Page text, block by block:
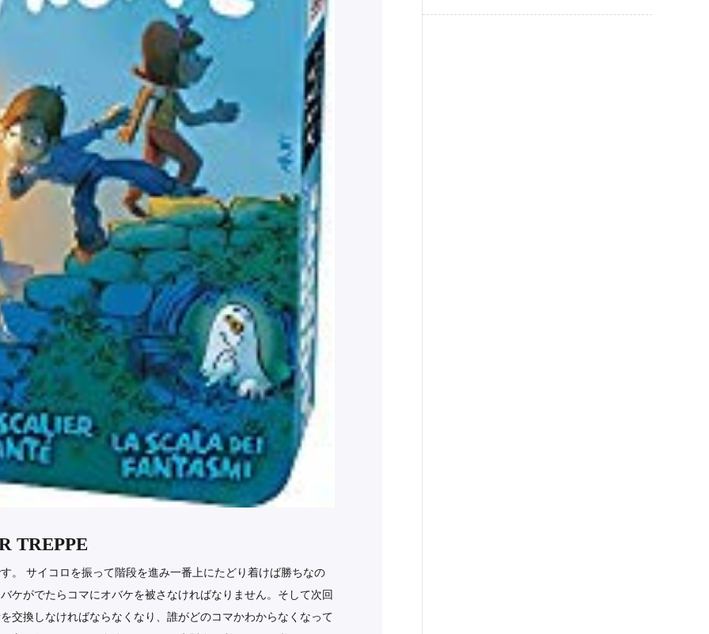
TREPPE
。 サイコロを振って階段を進み一番上にたどり着けば勝ちなの
ケがでたらコマにオバケを被さなければなりません。そして次回
交換しなければならなくなり、誰がどのコマかわからなくなって